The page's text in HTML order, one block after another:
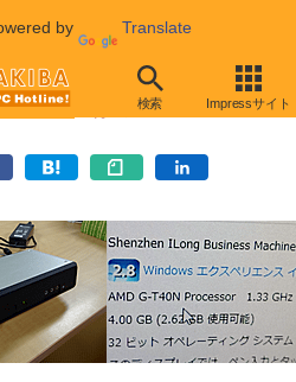
by Translate
検索 Impressサイト
イドル時は約5W